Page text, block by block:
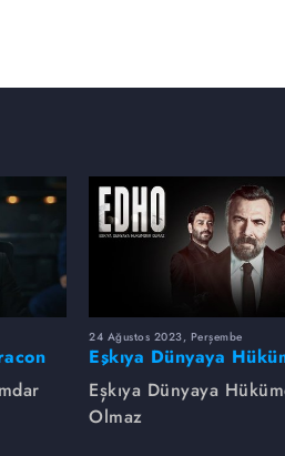
24 Ağustos 2023, Perşembe
Eşkıya Dünyaya
Olmaz dizsinin en çok
izlenen sahneleri
Eşkıya Dünyaya
Olmaz